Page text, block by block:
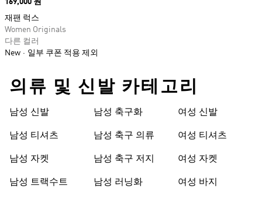
Price
169,000 원
재팬 럭스
Women Originals
다른 컬러
New
일부 쿠폰 적용 제외
의류 및 신발 카테고리
남성 신발
남성 티셔츠
남성 자켓
남성 트랙수트
남성 축구화
남성 축구 의류
남성 축구 저지
남성 러닝화
여성 신발
여성 티셔츠
여성 자켓
여성 바지